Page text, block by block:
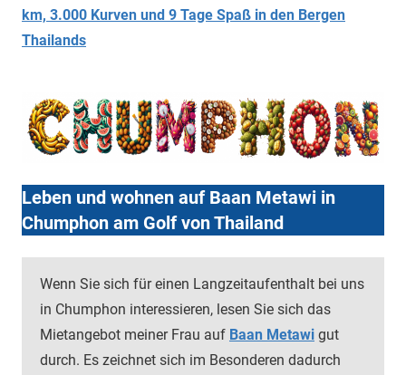
km, 3.000 Kurven und 9 Tage Spaß in den Bergen
Thailands
Leben und wohnen auf Baan Metawi in
Chumphon am Golf von Thailand
Wenn Sie sich für einen Langzeitaufenthalt bei uns
in Chumphon interessieren, lesen Sie sich das
Mietangebot meiner Frau auf Baan Metawi gut
durch. Es zeichnet sich im Besonderen dadurch